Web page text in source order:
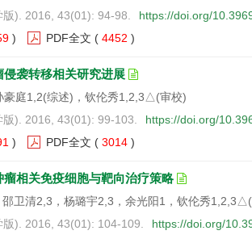
). 2016, 43(01): 94-98.
https://doi.org/
) PDF全文 ( 4452 )
侵袭转移相关研究进展
豪庭1,2(综述)，钦伦秀1,2,3△(审校)
). 2016, 43(01): 99-103.
https://doi.org/
) PDF全文 ( 3014 )
瘤相关免疫细胞与靶向治疗策略
邵卫清2,3，杨璐宇2,3，余光阳1，钦伦秀
). 2016, 43(01): 104-109.
https://doi.org/